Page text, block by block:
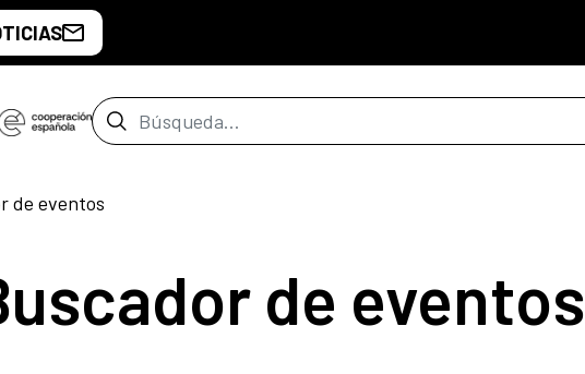
Barra de búsqueda
de eventos
de eventos